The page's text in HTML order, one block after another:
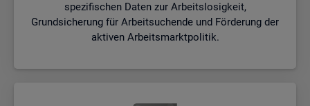
spezifischen Daten zur Arbeitslosigkeit,
Grundsicherung für Arbeitsuchende und Förderung der
aktiven Arbeitsmarktpolitik.